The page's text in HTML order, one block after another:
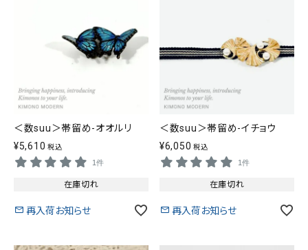
＜数suu＞帯留め-オオルリ
¥5,610 税込
1件
在庫切れ
再入荷お知らせ
＜数suu＞帯留め-イチョウ
¥6,050 税込
1件
在庫切れ
再入荷お知らせ